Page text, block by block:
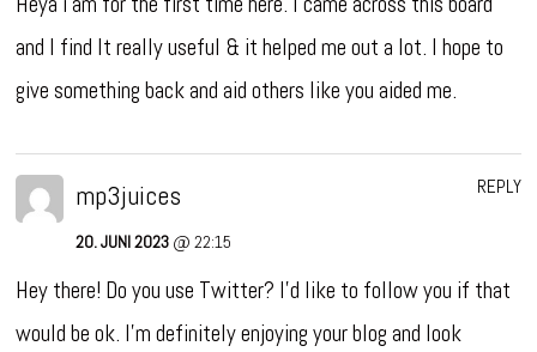
and I find It really useful & it helped me out a lot. I hope to
give something back and aid others like you aided me.
mp3juices
20. JUNI 2023 @ 22:15
Hey there! Do you use Twitter? I’d like to follow you if that
would be ok. I’m definitely enjoying your blog and look
REPLY